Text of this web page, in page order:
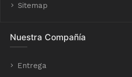
Sitemap
Nuestra Compañía
Entrega